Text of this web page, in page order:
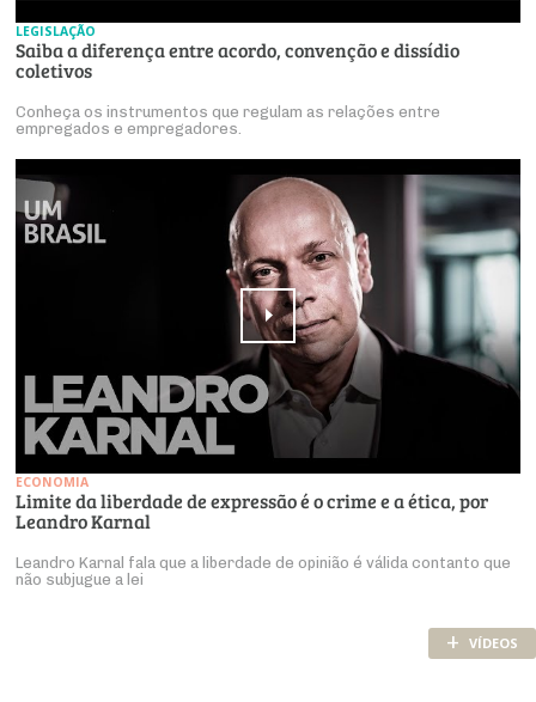
LEGISLAÇÃO
Saiba a diferença entre acordo, convenção e dissídio
coletivos
Conheça os instrumentos que regulam as relações entre
empregados e empregadores.
ECONOMIA
Limite da liberdade de expressão é o crime e a ética, por
Leandro Karnal
Leandro Karnal fala que a liberdade de opinião é válida contanto que
não subjugue a lei
+ VÍDEOS